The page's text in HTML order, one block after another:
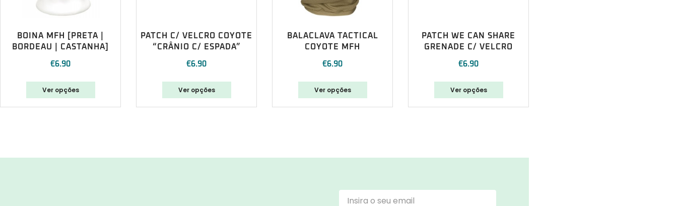
BOINA MFH [PRETA |
BORDEAU | CASTANHA]
€6.90
Ver opções
PATCH C/ VELCRO COYOTE
“CRÂNIO C/ ESPADA”
€6.90
Ver opções
BALACLAVA TACTICAL
COYOTE MFH
€6.90
Ver opções
PATCH WE CAN SHARE
GRENADE C/ VELCRO
€6.90
Ver opções